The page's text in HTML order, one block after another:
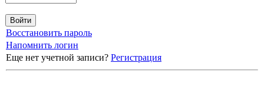
Восстановить пароль
Напомнить логин
Еще нет учетной записи? Регистрация